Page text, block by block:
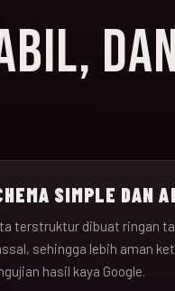
SIMPLE DAN
terstruktur dibuat ringan
sehingga lebih aman
hasil kaya Google.